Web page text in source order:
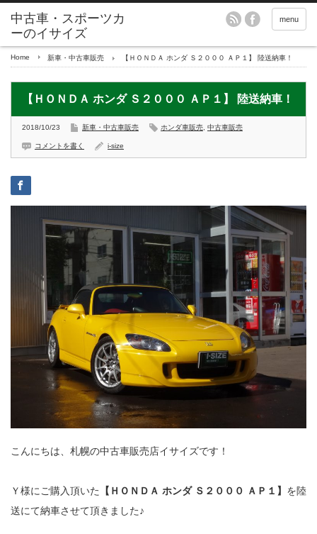
menu
Home 新車・中古車販売 【ＨＯＮＤＡ ホンダ Ｓ２０００ ＡＰ１】 陸送納車！
【ＨＯＮＤＡ ホンダ Ｓ２０００ ＡＰ１】 陸送納車！
2018/10/23 新車・中古車販売 ホンダ車販売 中古車販売
コメントを書く i-size
こんにちは、札幌の中古車販売店イサイズです！
Ｙ様にご購入頂いた 【ＨＯＮＤＡ ホンダ Ｓ２０００ ＡＰ１】 を陸
送にて納車させて頂きました♪